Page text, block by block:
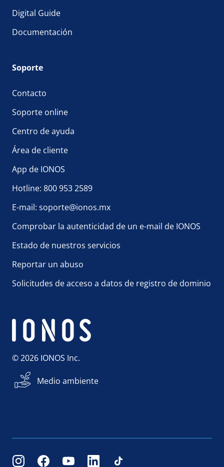
Digital Guide
Documentación
Soporte
Contacto
Soporte online
Centro de ayuda
Área de cliente
App de IONOS
Hotline: 800 953 2589
E-mail: soporte@ionos.mx
Comprobar la autenticidad de un e-mail de IONOS
Estado de nuestros servicios
Reportar un abuso
Solicitudes de acceso a datos de registro de dominio
© 2026 IONOS Inc.
Medio ambiente